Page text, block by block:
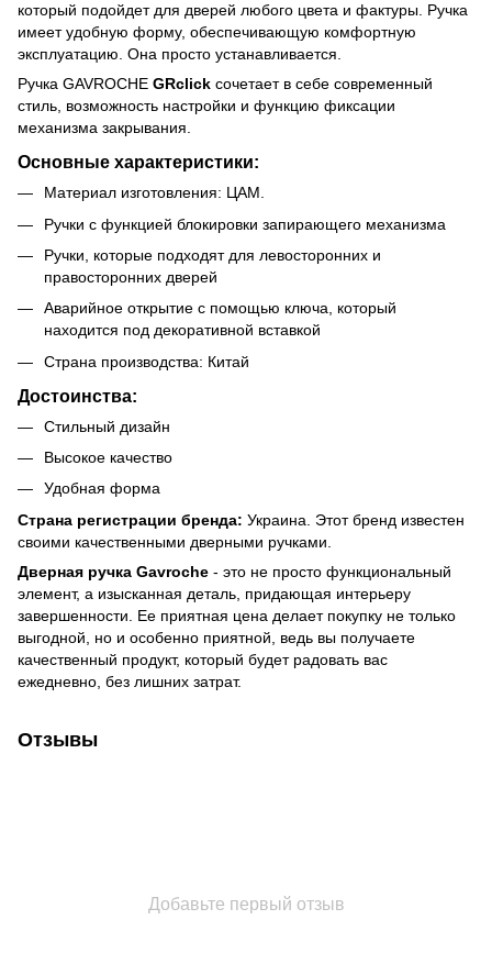
который подойдет для дверей любого цвета и фактуры. Ручка
имеет удобную форму, обеспечивающую комфортную
эксплуатацию. Она просто устанавливается.
Ручка GAVROCHE GRclick сочетает в себе современный
стиль, возможность настройки и функцию фиксации
механизма закрывания.
Основные характеристики:
Материал изготовления: ЦАМ.
Ручки с функцией блокировки запирающего механизма
Ручки, которые подходят для левосторонних и
правосторонних дверей
Аварийное открытие с помощью ключа, который
находится под декоративной вставкой
Страна производства: Китай
Достоинства:
Стильный дизайн
Высокое качество
Удобная форма
Страна регистрации бренда: Украина. Этот бренд известен
своими качественными дверными ручками.
Дверная ручка Gavroche - это не просто функциональный
элемент, а изысканная деталь, придающая интерьеру
завершенности. Ее приятная цена делает покупку не только
выгодной, но и особенно приятной, ведь вы получаете
качественный продукт, который будет радовать вас
ежедневно, без лишних затрат.
Отзывы
Добавьте первый отзыв